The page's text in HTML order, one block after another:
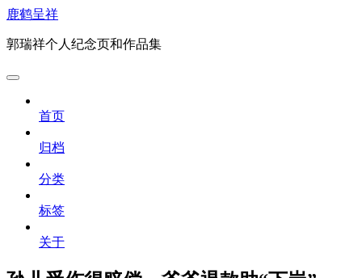
鹿鹤呈祥
郭瑞祥个人纪念页和作品集
首页
归档
分类
标签
关于